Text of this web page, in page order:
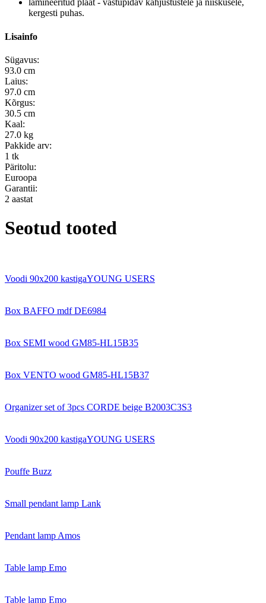
lamineeritud plaat - vastupidav kahjustustele ja niiskusele,
kergesti puhas.
Lisainfo
Sügavus:
93.0 cm
Laius:
97.0 cm
Kõrgus:
30.5 cm
Kaal:
27.0 kg
Pakkide arv:
1 tk
Päritolu:
Euroopa
Garantii:
2 aastat
Seotud tooted
Voodi 90x200 kastigaYOUNG USERS
Box BAFFO mdf DE6984
Box SEMI wood GM85-HL15B35
Box VENTO wood GM85-HL15B37
Organizer set of 3pcs CORDE beige B2003C3S3
Voodi 90x200 kastigaYOUNG USERS
Pouffe Buzz
Small pendant lamp Lank
Pendant lamp Amos
Table lamp Emo
Table lamp Emo